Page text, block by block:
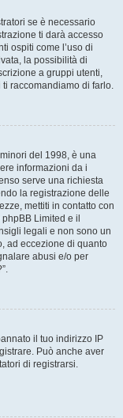
se è necessario
ti darà accesso
ospiti come l’uso di
la possibilità di
a gruppi utenti,
raccomandiamo di farlo.
del 1998, è una
informazioni da i
serve una richiesta
la registrazione delle
mettiti in contatto con
Limited e il
legali e non sono un
ad eccezione di quanto
abusi e/o per
il tuo indirizzo IP
Può anche aver
di registrarsi.